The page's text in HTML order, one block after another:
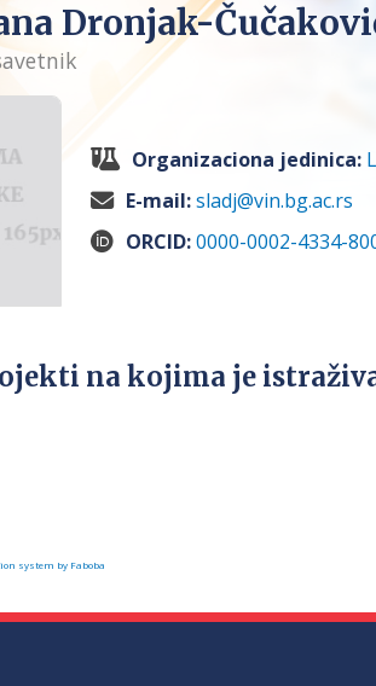
Dronjak-
Organizaciona jedinica:
E-mail:sladj@vin.bg.ac.rs
ORCID:0000-0002-4334-
na kojima je
system by Faboba